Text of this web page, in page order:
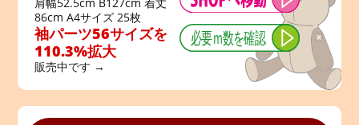
86cm A4サイズ 25枚
袖パーツ56サイズを
110.3%拡大
販売中です →